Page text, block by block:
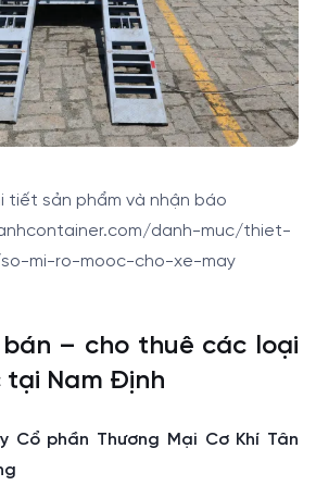
tiết sản phẩm và nhận báo
danh-muc/thiet-
mi-ro-mooc-cho-xe-may
– cho thuê các loại
tại Nam Định
Cổ phần Thương Mại Cơ Khí Tân